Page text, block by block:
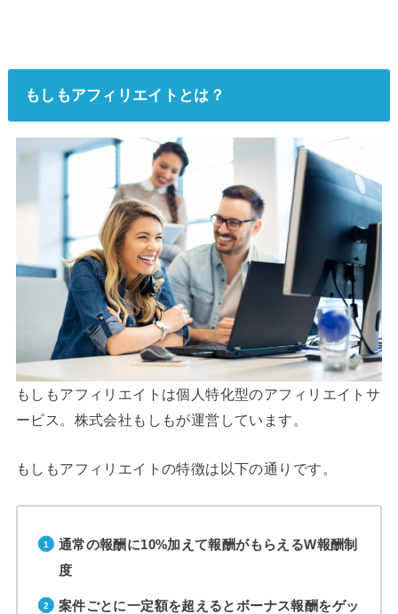
もしもアフィリエイトとは？
もしもアフィリエイトは個人特化型のアフィリエイトサ
ービス。株式会社もしもが運営しています。
もしもアフィリエイトの特徴は以下の通りです。
通常の報酬に10%加えて報酬がもらえるW報酬制
度
案件ごとに一定額を超えるとボーナス報酬をゲッ